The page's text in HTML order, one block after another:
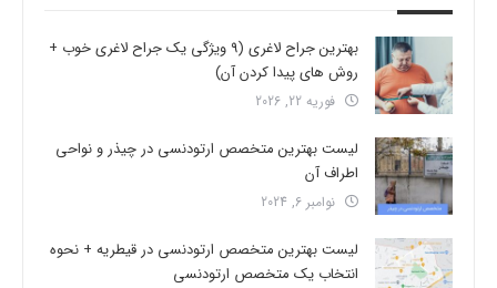
بهترین جراح لاغری (9 ویژگی یک جراح لاغری خوب +
روش های پیدا کردن آن)
فوریه 22, 2026
لیست بهترین متخصص ارتودنسی در چیذر و نواحی
اطراف آن
نوامبر 6, 2024
لیست بهترین متخصص ارتودنسی در قیطریه + نحوه
انتخاب یک متخصص ارتودنسی